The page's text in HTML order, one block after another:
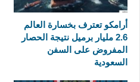
أرامكو تعترف بخسارة العالم
2.6 مليار برميل نتيجة الحصار
المفروض على السفن
السعودية